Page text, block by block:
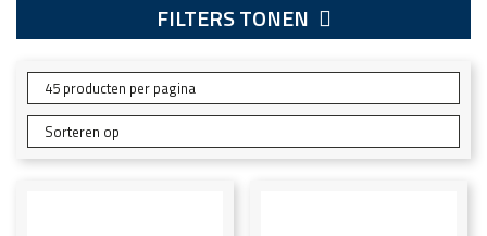
FILTERS TONEN